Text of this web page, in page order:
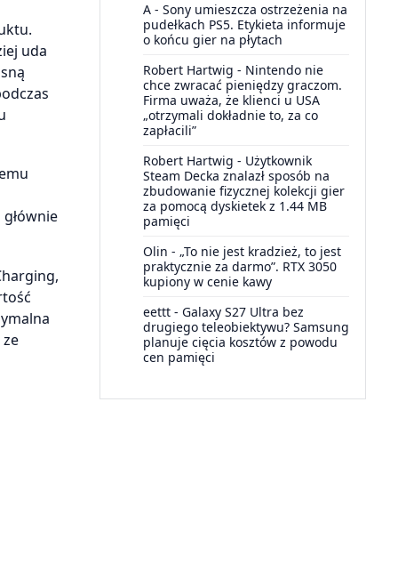
uda
A - Sony umieszcza ostrzeżenia na
pudełkach PS5. Etykieta informuje
o końcu gier na płytach
Robert Hartwig - Nintendo nie
chce zwracać pieniędzy graczom.
Firma uważa, że klienci u USA
„otrzymali dokładnie to, za co
zapłacili”
Robert Hartwig - Użytkownik
Steam Decka znalazł sposób na
zbudowanie fizycznej kolekcji gier
za pomocą dyskietek z 1.44 MB
pamięci
Olin - „To nie jest kradzież, to jest
praktycznie za darmo”. RTX 3050
kupiony w cenie kawy
eettt - Galaxy S27 Ultra bez
drugiego teleobiektywu? Samsung
planuje cięcia kosztów z powodu
cen pamięci